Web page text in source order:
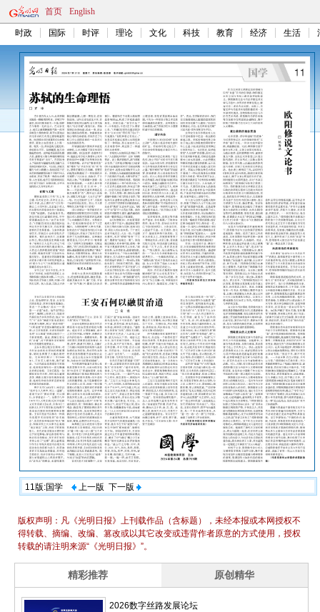
首页 English
时政 国际 时评 理论 文化 科技 教育 经济 生活
11版:国学 上一版 下一版